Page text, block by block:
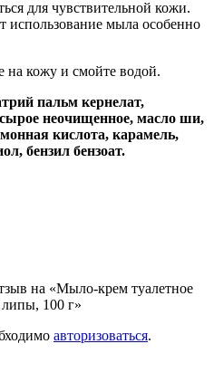
для чувствительной кожи.
использование мыла особенно
на кожу и смойте водой.
пальм кернелат,
неочищенное, масло ши,
кислота, карамель,
бензил бензоат.
на «Мыло-крем туалетное
100 г»
авторизоваться.